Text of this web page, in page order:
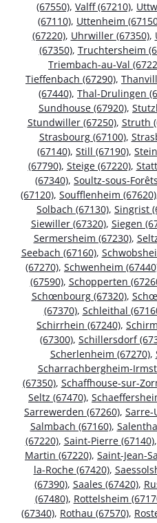
(67550), Valff (67210),
(67110), Uttenheim
(67220), Uhrwiller (67350),
(67350), Truchtersheim
Triembach-au-Val
Tieffenbach (67290),
(67440), Thal-Drulingen
Sundhouse (67920),
Stundwiller (67250), Struth
Strasbourg (67100),
(67140), Still (67190),
(67790), Steige (67220),
(67340), Soultz-sous-
(67120), Soufflenheim (67620)
Solbach (67130), Singrist
Siewiller (67320), Siegen
Sermersheim (67230),
Seebach (67160),
(67270), Schwenheim
(67590), Schopperten
Schœnbourg (67320),
(67370), Schleithal
Schirrhein (67240),
(67300), Schillersdorf
Scherlenheim (67270),
Scharrachbergheim-
(67350), Schaffhouse-sur-
Seltz (67470),
Sarrewerden (67260), Sarre-
Salmbach (67160),
(67220), Saint-Pierre (67140),
Martin (67220), Saint-Jean-
la-Roche (67420),
(67390), Saales (67420),
(67480), Rottelsheim
(67340), Rothau (67570),